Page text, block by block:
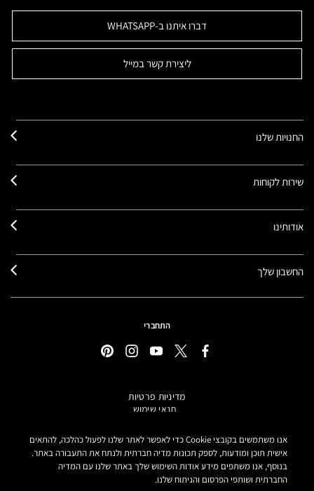
דברו איתנו ב-WHATSAPP
ליצירת קשר במייל
החנויות שלנו
שירות לקוחות
אודותינו
החשבון שלך
התחברי
מדיניות פרטיות
תנאי שימוש
מידע על מוצרים מזוייפים
הצהרת נגישות
הגדרות קובצי COOKIE
MAKE-UP ART COSMETICS© מאק קוסמטיקס כל הזכויות שמורות.
אנו משתמשים בקובצי Cookie כדי לאפשר לאתר שלנו לפעול כהלכה, להתאים
אישית תוכן ומודעות, לספק תכונות מדיה חברתית ולנתח את התעבורה באתר.
בנוסף, אנו משתפים מידע אודות השימוש שלך באתר שלנו עם המדיה
החברתית ושותפי הפרסום והניתוח שלנו.